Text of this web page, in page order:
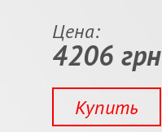
Цена:
4206 грн
Купить